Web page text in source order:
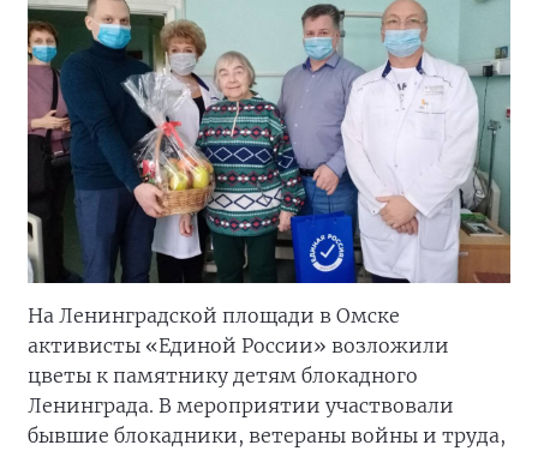
На Ленинградской площади в Омске
активисты «Единой России» возложили
цветы к памятнику детям блокадного
Ленинграда. В мероприятии участвовали
бывшие блокадники, ветераны войны и труда,